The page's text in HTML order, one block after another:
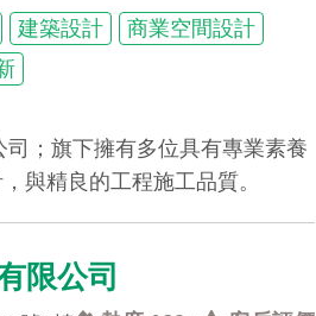
建築設計
商業空間設計
；旗下擁有多位具有專業素養
與精良的工程施工品質。
限公司